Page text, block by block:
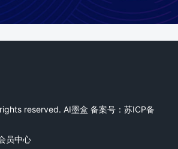
reserved. AI墨盒 备案号：苏ICP备
员中心